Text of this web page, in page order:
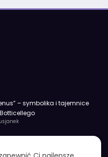
– symbolika i tajemnice